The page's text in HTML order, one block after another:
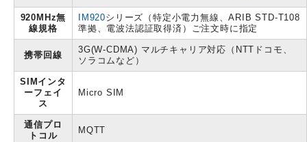
920MHz無
線規格
IM920シリーズ（特定小電力無線、ARIB STD-T108
準拠、電波法認証取得済）ご注文時に指定
携帯回線
3G(W-CDMA) マルチキャリア対応（NTTドコモ、
ソラコムなど）
SIMインタ
ーフェイ
ス
Micro SIM
通信プロ
トコル
MQTT